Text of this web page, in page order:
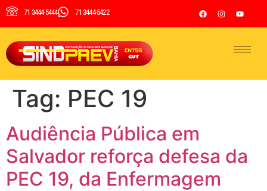
71 3444-5444 71 3444-5422
Tag: PEC 19
Audiência Pública em
Salvador reforça defesa da
PEC 19, da Enfermagem